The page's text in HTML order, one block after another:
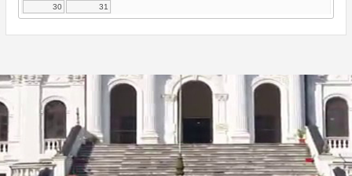
30
31